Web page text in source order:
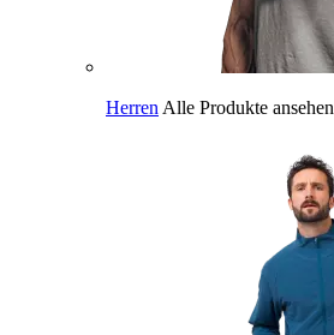
Herren Alle Produkte ansehen